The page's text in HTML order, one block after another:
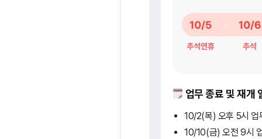
업무 종료 및 재개
10/2(목) 오후 5시 업
10/10(금) 오전 9시